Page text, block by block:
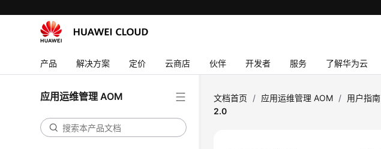
产品 解决方案 定价 云商店 伙伴 开发者 服务 了解华为云
应用运维管理 AOM 文档首页 / 应用运维管理 AOM / 用户指南
2.0